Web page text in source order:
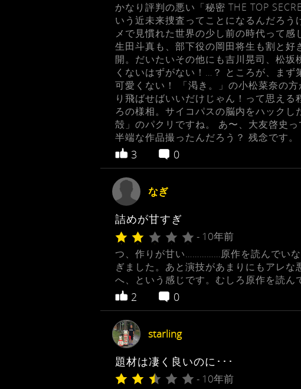
かなり評判の悪い「秘密 THE TOP
いう近未来捜査ってことになるんだろ
メで見慣れた世界の少し前の時代って
生田斗真も、部下役の岡田将生も割と
開。だいたいその他にも吉川晃司、松
くないはずがない！…？ ところが、ま
可愛くない！ 「渇き。」の小松菜奈の
り飛ばせばいいだけじゃん！って思え
ろの様相。サイコパスの脳内をハック
殻」のパクリですね。 あ〜、大友啓史
半端な作品撮ったんだろう？ 残念です。
3 0
なぎ
詰めが甘すぎ
- 10年前
つ、作りが甘い……………原作を読んでい
ぎました。あと演技があまりにもアレ
へ、という感じです。むしろ原作を読ん
2 0
starling
題材は凄く良いのに･･･
- 10年前